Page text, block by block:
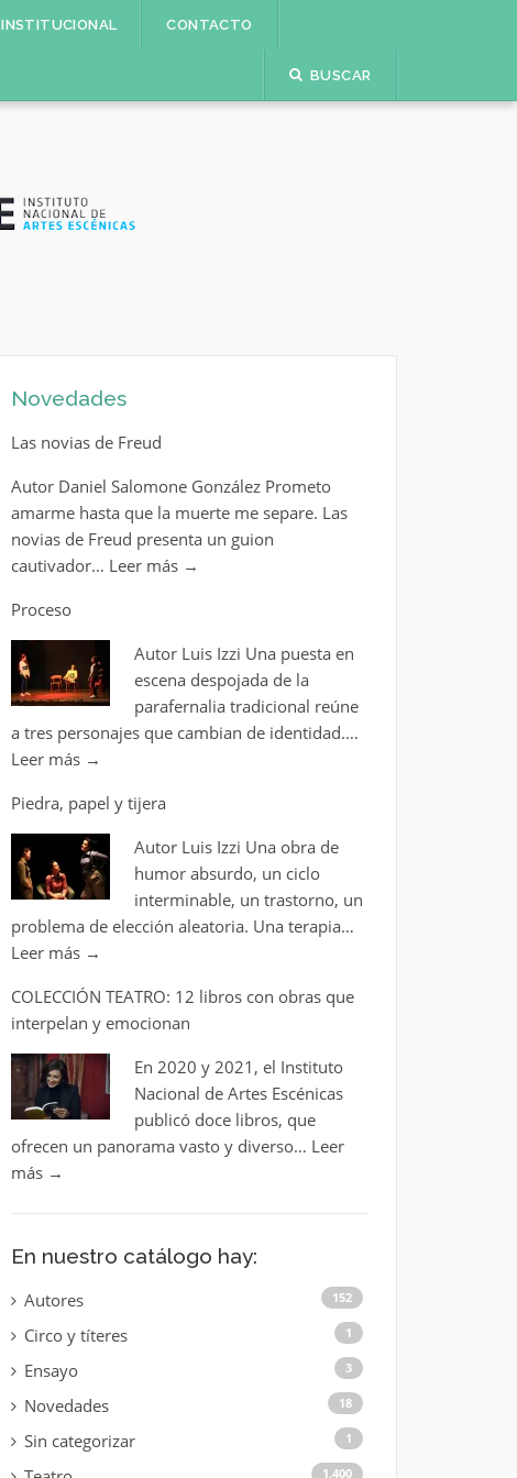
INSTITUCIONAL CONTACTO
BUSCAR
Novedades
Las novias de Freud
Autor Daniel Salomone González Prometo
amarme hasta que la muerte me separe. Las
novias de Freud presenta un guion
cautivador… Leer más →
Proceso
Autor Luis Izzi Una puesta en
escena despojada de la
parafernalia tradicional reúne
a tres personajes que cambian de identidad.…
Leer más →
Piedra, papel y tijera
Autor Luis Izzi Una obra de
humor absurdo, un ciclo
interminable, un trastorno, un
problema de elección aleatoria. Una terapia…
Leer más →
COLECCIÓN TEATRO: 12 libros con obras que
interpelan y emocionan
En 2020 y 2021, el Instituto
Nacional de Artes Escénicas
publicó doce libros, que
ofrecen un panorama vasto y diverso… Leer
más →
En nuestro catálogo hay:
Autores 152
Circo y títeres 1
Ensayo 3
Novedades 18
Sin categorizar 1
1.400